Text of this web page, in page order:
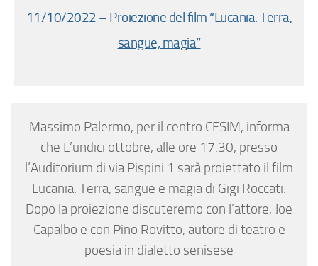
11/10/2022 – Proiezione del film “Lucania. Terra,
sangue, magia”
Massimo Palermo, per il centro CESIM, informa
che L’undici ottobre, alle ore 17.30, presso
l’Auditorium di via Pispini 1 sarà proiettato il film
Lucania. Terra, sangue e magia di Gigi Roccati.
Dopo la proiezione discuteremo con l’attore, Joe
Capalbo e con Pino Rovitto, autore di teatro e
poesia in dialetto senisese